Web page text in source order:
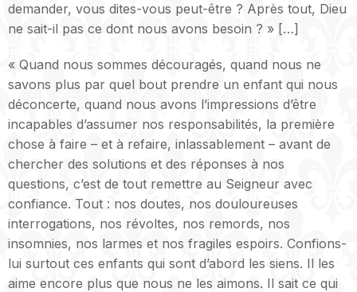
demander, vous dites-vous peut-être ? Après tout, Dieu
ne sait-il pas ce dont nous avons besoin ? » […]
« Quand nous sommes découragés, quand nous ne
savons plus par quel bout prendre un enfant qui nous
déconcerte, quand nous avons l’impressions d’être
incapables d’assumer nos responsabilités, la première
chose à faire – et à refaire, inlassablement – avant de
chercher des solutions et des réponses à nos
questions, c’est de tout remettre au Seigneur avec
confiance. Tout : nos doutes, nos douloureuses
interrogations, nos révoltes, nos remords, nos
insomnies, nos larmes et nos fragiles espoirs. Confions-
lui surtout ces enfants qui sont d’abord les siens. Il les
aime encore plus que nous ne les aimons. Il sait ce qui